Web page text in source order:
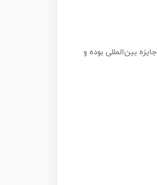
این بازی توسط Johannes Sich طراحی شده و نسخه اصلی آن برنده جایزه بهترین بازی سال دنیا ۲۰۲۱ شده است. همچنین نامزد ۱۵ جایزه بین‌المللی بوده و